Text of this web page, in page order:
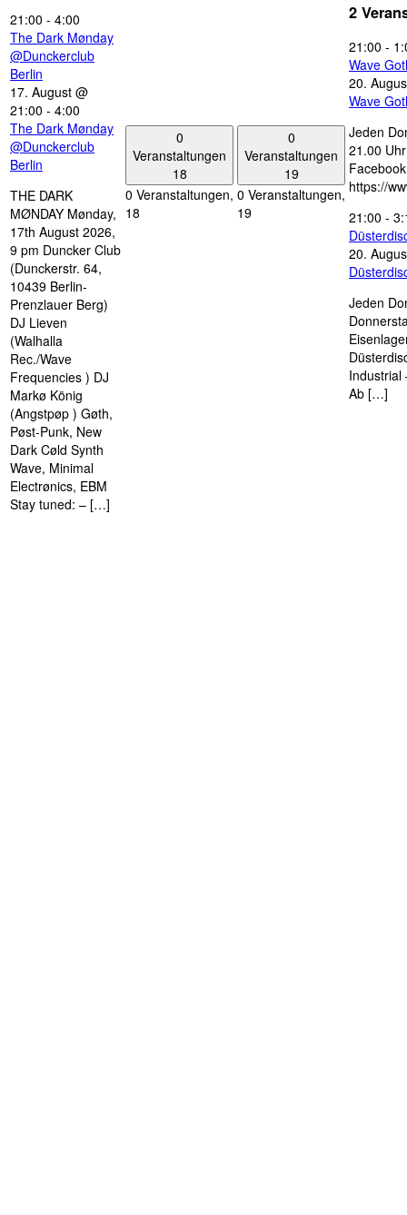
21:00 - 4:00
The Dark Mønday
@Dunckerclub
Berlin
17. August @
21:00 - 4:00
The Dark Mønday
@Dunckerclub
Berlin
THE DARK
MØNDAY Mønday,
17th August 2026,
9 pm Duncker Club
(Dunckerstr. 64,
10439 Berlin-
Prenzlauer Berg)
DJ Lieven
(Walhalla
Rec./Wave
Frequencies ) DJ
Markø König
(Angstpøp ) Gøth,
Pøst-Punk, New
Dark Cøld Synth
Wave, Minimal
Electrønics, EBM
Stay tuned: – […]
0
Veranstaltungen
18
0 Veranstaltungen,
18
0
Veranstaltungen
19
0 Veranstaltungen,
19
2
21:00 -
Wave
20.
Wave
Jeden
21.00
https://
21:00 -
20.
Jeden
Industrial
Ab […]